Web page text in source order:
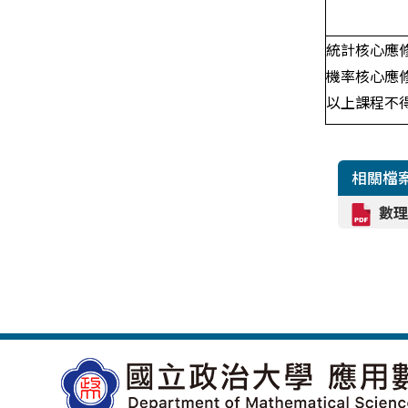
統計核心應
機率核心應
以上課程不
相關檔
數